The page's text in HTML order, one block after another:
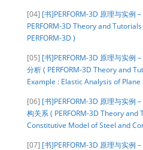
[04] [书]PERFORM-3D 原理与实例
PERFORM-3D Theory and
PERFORM-3D )
[05] [书]PERFORM-3D 原理与实例
分析 ( PERFORM-3D Theory and
Example : Elastic Analysis of
[06] [书]PERFORM-3D 原理与实例
构关系 ( PERFORM-3D Theory
Constitutive Model of Steel and
[07] [书]PERFORM-3D 原理与实例